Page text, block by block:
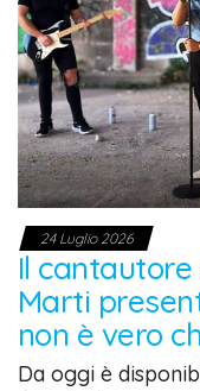
24 Luglio 2026
Il
Marti
non è vero
Da oggi è